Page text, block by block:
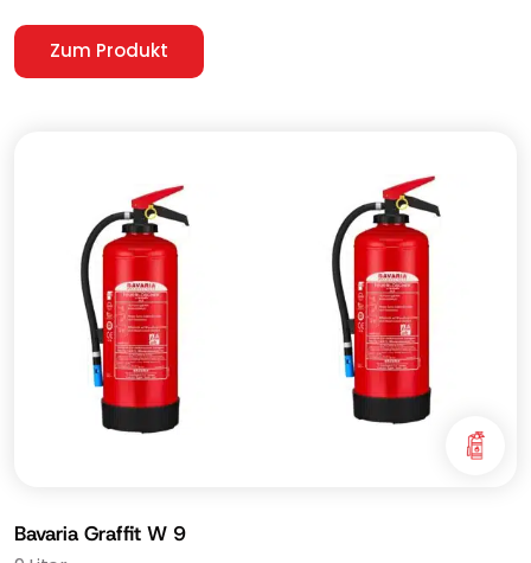
Zum Produkt
Bavaria Graffit W 9